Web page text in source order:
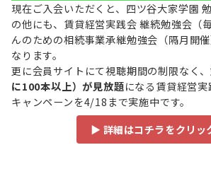
現在ご入会いただくと、四ツ谷大家学園
の他にも、賃貸経営実践会 継続勉強会（
んのための相続事業承継勉強会（隔月開
なります。
更に会員サイトにて視聴期間の制限なく、
に100本以上）が見放題になる賃貸経営
キャンペーンを4/18まで実施中です。
▶ 詳細はコチラをクリッ